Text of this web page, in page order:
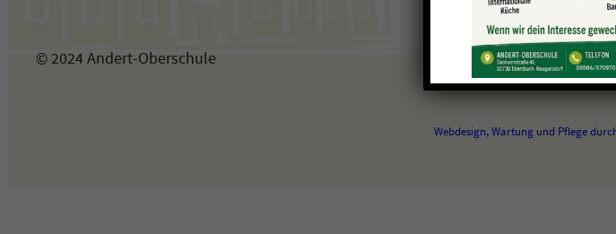
© 2024 Andert-Oberschule
Webdesign, Wartung und Pflege